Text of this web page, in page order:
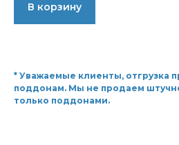
В корзину
* Уважаемые клиенты, отгрузка
поддонам. Мы не продаем
только поддонами.